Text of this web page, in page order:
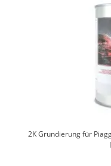
2K Grundierung für